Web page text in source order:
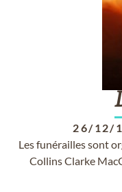
26/12/
Les funérailles sont
Collins Clarke